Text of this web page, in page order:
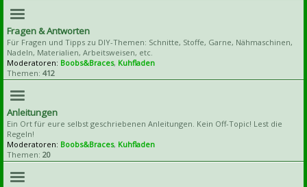
Fragen & Antworten
Für Fragen und Tipps zu DIY-Themen: Schnitte, Stoffe, Garne, Nähmaschinen,
Nadeln, Materialien, Arbeitsweisen, etc.
Moderatoren: Boobs&Braces, Kuhfladen
Themen: 412
Anleitungen
Ein Ort für eure selbst geschriebenen Anleitungen. Kein Off-Topic! Lest die
Regeln!
Moderatoren: Boobs&Braces, Kuhfladen
Themen: 20